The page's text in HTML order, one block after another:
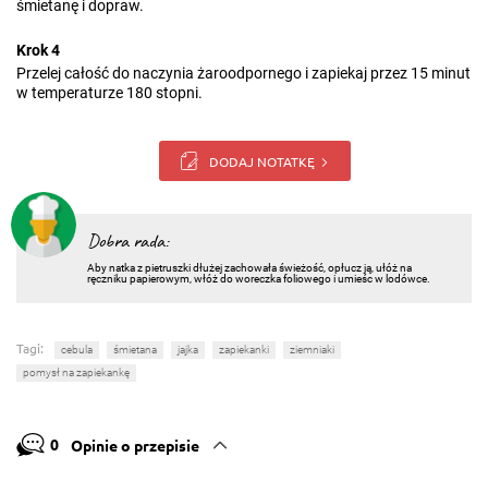
śmietanę i dopraw.
Krok 4
Przelej całość do naczynia żaroodpornego i zapiekaj przez 15 minut
w temperaturze 180 stopni.
DODAJ NOTATKĘ
Dobra rada:
Aby natka z pietruszki dłużej zachowała świeżość, opłucz ją, ułóż na
ręczniku papierowym, włóż do woreczka foliowego i umieśc w lodówce.
Tagi: cebula śmietana jajka zapiekanki
ziemniaki
pomysł na zapiekankę
0 Opinie o przepisie